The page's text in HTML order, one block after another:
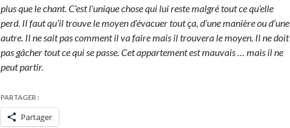
plus que le chant. C’est l’unique chose qui lui reste malgré tout ce qu’elle
perd. Il faut qu’il trouve le moyen d’évacuer tout ça, d’une manière ou d’une
autre. Il ne sait pas comment il va faire mais il trouvera le moyen. Il ne doit
pas gâcher tout ce qui se passe. Cet appartement est mauvais … mais il ne
peut partir.
PARTAGER :
Partager